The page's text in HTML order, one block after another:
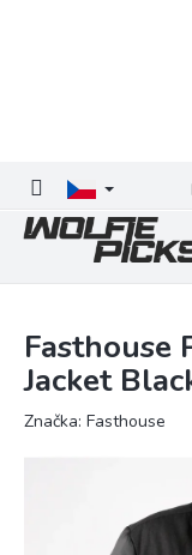
Fasthouse
Jacket
Značka: Fasthouse